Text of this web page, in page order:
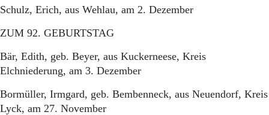
Schulz, Erich, aus Wehlau, am 2. Dezember
ZUM 92. GEBURTSTAG
Bär, Edith, geb. Beyer, aus Kuckerneese, Kreis
Elchniederung, am 3. Dezember
Bormüller, Irmgard, geb. Bembenneck, aus Neuendorf, Kreis
Lyck, am 27. November